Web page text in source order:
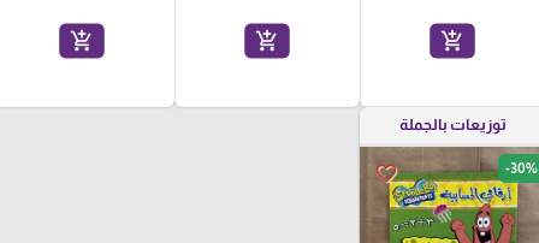
add_shopping_cart
add_shopping_cart
add_shopping_cart
توزيعات بالجملة
favorite_border -30%